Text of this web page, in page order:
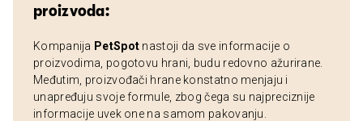
proizvoda:
Kompanija PetSpot nastoji da sve informacije o
proizvodima, pogotovu hrani, budu redovno ažurirane.
Međutim, proizvođači hrane konstatno menjaju i
unapređuju svoje formule, zbog čega su najpreciznije
informacije uvek one na samom pakovanju.